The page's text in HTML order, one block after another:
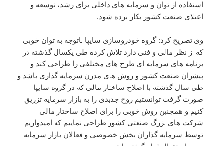
استفاده از توان و سرمایه های داخلی برای رشد، توسعه و
اعتلای صنعت کشور بکار برده شود.
وی تصریح کرد: گروه خودروسازی سایپا باتوجه به توان خوبی
که از نظر مالی و فنی دارد تلاش کرده طی یکسال گذشته در
برنامه های سرمایه ای طرح های مختلفی را طراحی کند و
پیشران صنعت کشور و روش های مدرن سرمایه گذاری باشد و
طی سال گذشته با اصلاح ساختار مالی که در گروه سایپا
صورت گرفت توانستیم روح جدیدی را به بازار سرمایه تزریق
کنیم و همچنین روش خوبی را برای اصلاح ساختار مالی
شرکت های بزرگ صنعتی کشور طراحی نماییم که امیدواریم
توسط سرمایه گذاران بخش خصوصی و فعالان بازار سرمایه